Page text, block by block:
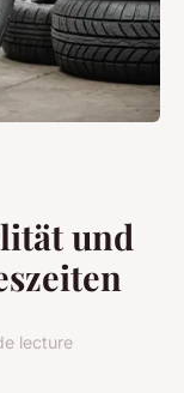
und
lecture